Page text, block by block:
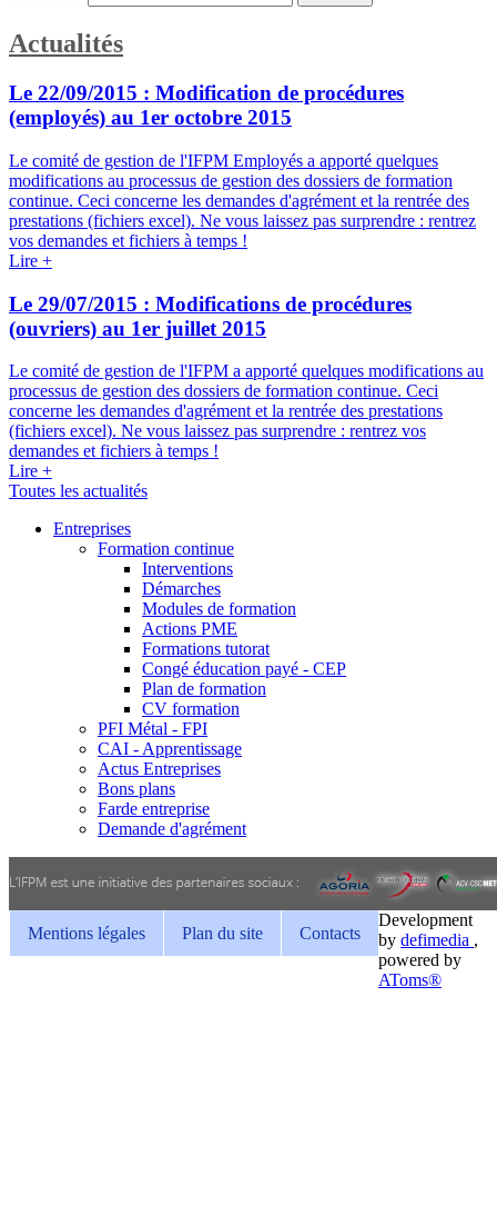
Actualités
Le 22/09/2015 : Modification de procédures
(employés) au 1er octobre 2015
Le comité de gestion de l'IFPM Employés a apporté quelques
modifications au processus de gestion des dossiers de formation
continue. Ceci concerne les demandes d'agrément et la rentrée des
prestations (fichiers excel). Ne vous laissez pas surprendre : rentrez
vos demandes et fichiers à temps !
Lire +
Le 29/07/2015 : Modifications de procédures
(ouvriers) au 1er juillet 2015
Le comité de gestion de l'IFPM a apporté quelques modifications au
processus de gestion des dossiers de formation continue. Ceci
concerne les demandes d'agrément et la rentrée des prestations
(fichiers excel). Ne vous laissez pas surprendre : rentrez vos
demandes et fichiers à temps !
Lire +
Toutes les actualités
Entreprises
Formation continue
Interventions
Démarches
Modules de formation
Actions PME
Formations tutorat
Congé éducation payé - CEP
Plan de formation
CV formation
PFI Métal - FPI
CAI - Apprentissage
Actus Entreprises
Bons plans
Farde entreprise
Demande d'agrément
Mentions légales Plan du site Contacts
Development
by defimedia ,
powered by
AToms®